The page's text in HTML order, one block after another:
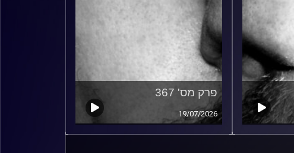
פרק מס' 367
19/07/2026